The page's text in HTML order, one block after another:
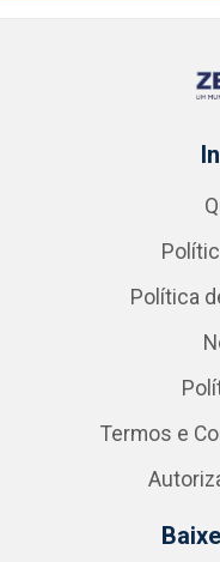
Política
Termos e